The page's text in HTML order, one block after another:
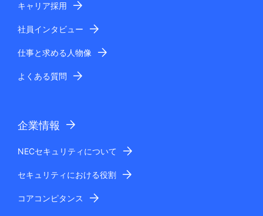
キャリア採用
社員インタビュー
仕事と求める人物像
よくある質問
企業情報
NECセキュリティについて
セキュリティにおける役割
コアコンピタンス